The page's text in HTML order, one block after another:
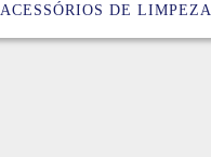
ACESSÓRIOS DE LIMPEZA